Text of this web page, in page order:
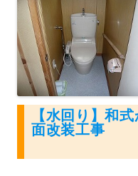
【水回り】和
面改装工事